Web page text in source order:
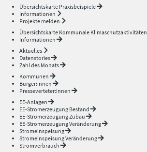
Übersichtskarte Praxisbeispiele
Informationen
Projekte melden
Übersichtskarte Kommunale Klimaschutzaktivitäten
Informationen
Aktuelles
Datenstories
Zahl des Monats
Kommunen
Bürger:innen
Presseverteter:innen
EE-Anlagen
EE-Stromerzeugung Bestand
EE-Stromerzeugung Zubau
EE-Stromerzeugung Veränderung
Stromeinspeisung
Stromeinspeisung Veränderung
Stromverbrauch